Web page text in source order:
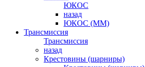
ЮКОС
назад
ЮКОС (ММ)
Трансмиссия
Трансмиссия
назад
Крестовины (шарниры)